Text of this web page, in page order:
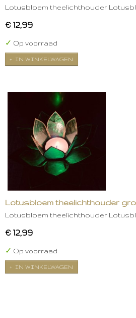
Lotusbloem theelichthouder
€ 12,99
✓ Op voorraad
IN WINKELWAGEN
Lotusbloem theelichthouder
Lotusbloem theelichthouder
€ 12,99
✓ Op voorraad
IN WINKELWAGEN